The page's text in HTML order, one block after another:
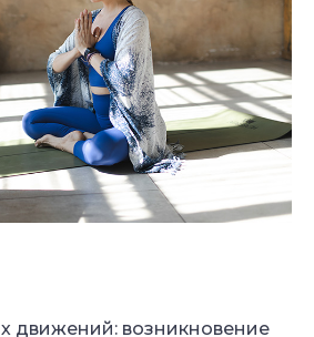
движений: возникновение
и саморазвитии